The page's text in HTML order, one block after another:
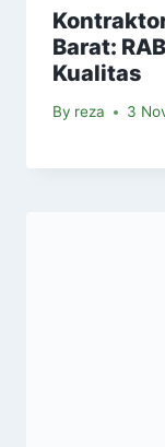
Barat:
Kualitas
By reza 3